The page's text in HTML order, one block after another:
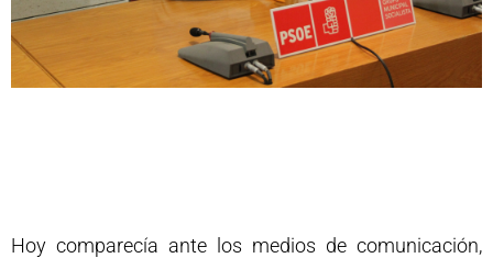
Hoy comparecía ante los medios de comunicación,